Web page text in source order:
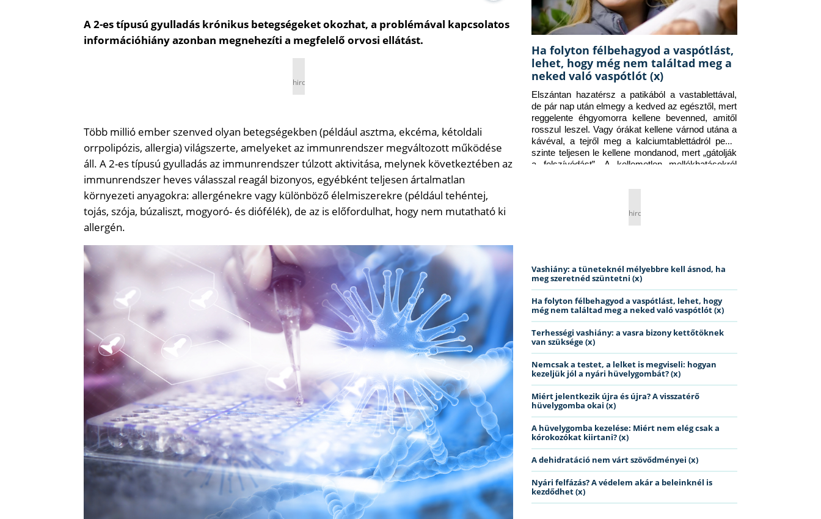
A 2-es típusú gyulladás krónikus betegségeket okozhat, a problémával kapcsolatos
információhiány azonban megnehezíti a megfelelő orvosi ellátást.
hirdetés
Több millió ember szenved olyan betegségekben (például asztma, ekcéma, kétoldali
orrpolipózis, allergia) világszerte, amelyeket az immunrendszer megváltozott működése
áll. A 2-es típusú gyulladás az immunrendszer túlzott aktivitása, melynek következtében az
immunrendszer heves válasszal reagál bizonyos, egyébként teljesen ártalmatlan
környezeti anyagokra: allergénekre vagy különböző élelmiszerekre (például tehéntej,
tojás, szója, búzaliszt, mogyoró- és diófélék), de az is előfordulhat, hogy nem mutatható ki
allergén.
Ha folyton félbehagyod a vaspótlást,
lehet, hogy még nem találtad meg a
neked való vaspótlót (x)
Elszántan hazatérsz a patikából a vastablettával,
de pár nap után elmegy a kedved az egésztől, mert
reggelente éhgyomorra kellene bevenned, amitől
rosszul leszel. Vagy órákat kellene várnod utána a
kávéval, a tejről meg a kalciumtablettádról pedig
szinte teljesen le kellene mondanod, mert „gátolják
a felszívódást”. A kellemetlen mellékhatásokról
hirdetés
Vashiány: a tüneteknél mélyebbre kell ásnod, ha
meg szeretnéd szüntetni (x)
Ha folyton félbehagyod a vaspótlást, lehet, hogy
még nem találtad meg a neked való vaspótlót (x)
Terhességi vashiány: a vasra bizony kettőtöknek
van szüksége (x)
Nemcsak a testet, a lelket is megviseli: hogyan
kezeljük jól a nyári hüvelygombát? (x)
Miért jelentkezik újra és újra? A visszatérő
hüvelygomba okai (x)
A hüvelygomba kezelése: Miért nem elég csak a
kórokozókat kiirtani? (x)
A dehidratáció nem várt szövődményei (x)
Nyári felfázás? A védelem akár a beleinknél is
kezdődhet (x)